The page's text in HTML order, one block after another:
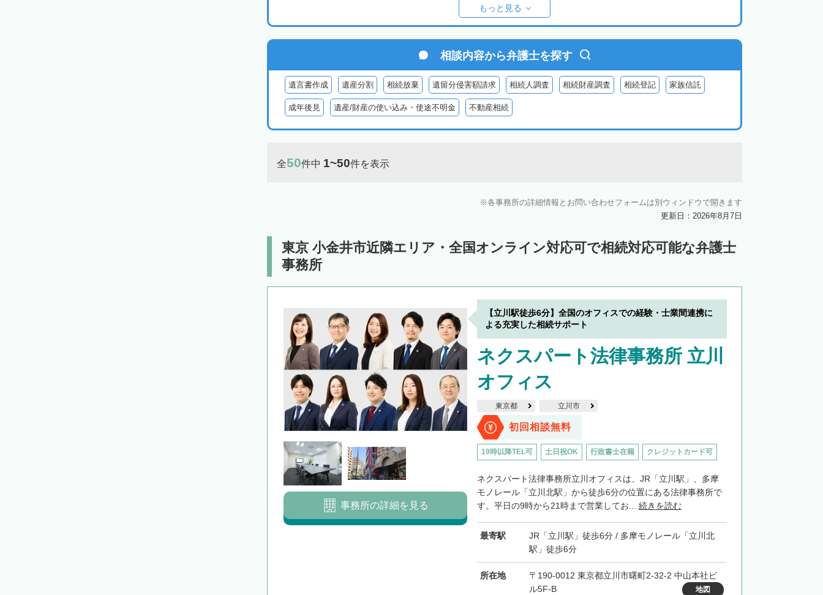
西多摩郡檜原村 伊豆大島
御蔵島 八丈島 青ヶ島 小笠原村
もっと見る
相談内容から弁護士を探す
遺言書作成 遺産分割 相続放棄 遺留分侵害額請求 相続人調査 相続財産調査 相続登記 家族信託
成年後見 遺産/財産の使い込み・使途不明金 不動産相続
全50件中 1~50件を表示
各事務所の詳細情報とお問い合わせフォームは別ウィンドウで開きます
更新日：2026年8月7日
東京 小金井市近隣エリア・全国オンライン対応可で相続対応可能な弁護士
事務所
【立川駅徒歩6分】全国のオフィスでの経験・士業間連携に
よる充実した相続サポート
ネクスパート法律事務所 立川
オフィス
東京都 立川市
初回相談無料
19時以降TEL可 土日祝OK 行政書士在籍 クレジットカード可
ネクスパート法律事務所立川オフィスは、JR「立川駅」、多摩
モノレール「立川北駅」から徒歩6分の位置にある法律事務所で
す。平日の9時から21時まで営業してお... 続きを読む
最寄駅
JR「立川駅」徒歩6分 / 多摩モノレール「立川北
駅」徒歩6分
所在地
〒190-0012 東京都立川市曙町2-32-2 中山本社ビ
ル5F-B
地図
事務所の詳細を見る